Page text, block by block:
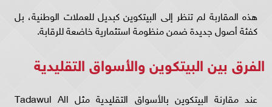
هذه المقاربة لم تنظر إلى البيتكوين كبديل للعملات الوطنية، بل
كفئة أصول جديدة ضمن منظومة استثمارية خاضعة للرقابة.
الفرق بين البيتكوين والأسواق التقليدية
عند مقارنة البيتكوين بالأسواق التقليدية مثل Tadawul All